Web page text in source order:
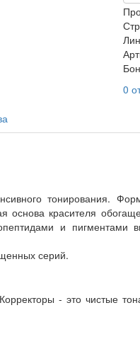
0
тонирования.
основа красителя
и пигментами
серий.
- это чистые